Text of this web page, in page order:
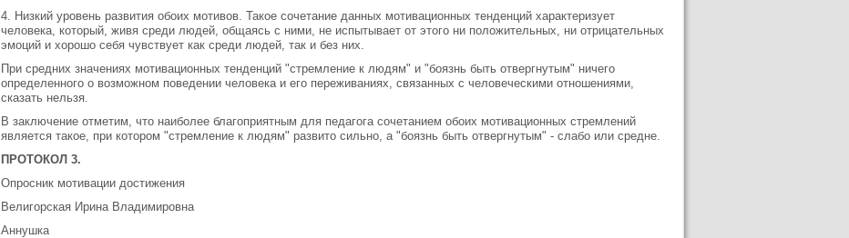
4. Низкий уровень развития обоих мотивов. Такое сочетание данных мотивационных тенденций характеризует
человека, который, живя среди людей, общаясь с ними, не испытывает от этого ни положительных, ни отрицательных
эмоций и хорошо себя чувствует как среди людей, так и без них.
При средних значениях мотивационных тенденций "стремление к людям" и "боязнь быть отвергнутым" ничего
определенного о возможном поведении человека и его переживаниях, связанных с человеческими отношениями,
сказать нельзя.
В заключение отметим, что наиболее благоприятным для педагога сочетанием обоих мотивационных стремлений
является такое, при котором "стремление к людям" развито сильно, а "боязнь быть отвергнутым" - слабо или средне.
ПРОТОКОЛ 3.
Опросник мотивации достижения
Велигорская Ирина Владимировна
Аннушка